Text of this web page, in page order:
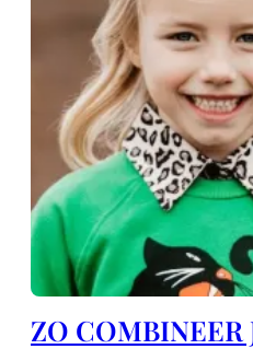
ZO COMBINEER